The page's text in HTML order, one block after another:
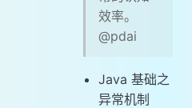
效率。
@pdai
Java 基础之
异常机制